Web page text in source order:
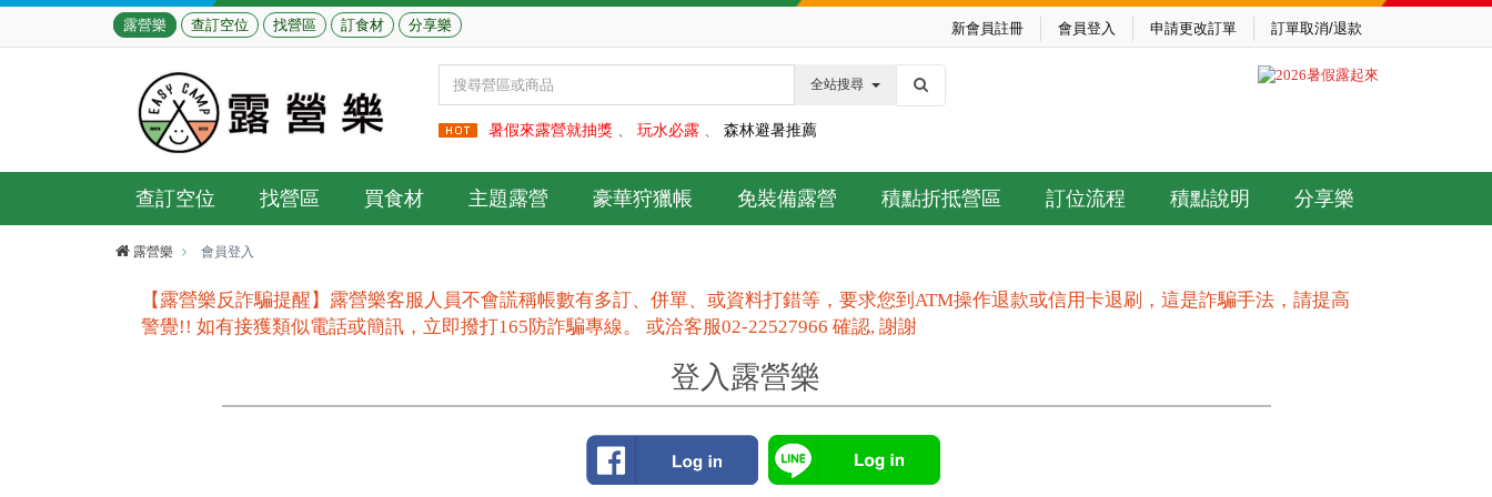
露營樂 查訂空位 找營區 訂食材 分享樂 新會員註冊 會員登入 申請更改訂單 訂單取消/退款
全站搜尋
暑假來露營就抽獎、 玩水必露、 森林避暑推薦
查訂空位 找營區 買食材 主題露營 豪華狩獵帳 免裝備露營 積點折抵營區 訂位流程 積點說明 分享樂
露營樂 會員登入
【露營樂反詐騙提醒】露營樂客服人員不會謊稱帳數有多訂、併單、或資料打錯等，要求您到ATM操作退款或信用卡退刷，這是詐騙手法，請提高
警覺!! 如有接獲類似電話或簡訊，立即撥打165防詐騙專線。 或洽客服02-22527966 確認, 謝謝
登入露營樂